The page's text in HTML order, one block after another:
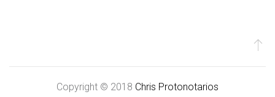
Copyright © 2018 Chris Protonotarios